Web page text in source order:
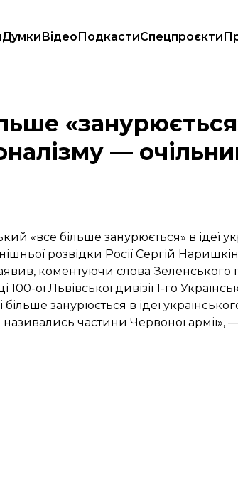
ДумкиВідеоПодкастиСпецпроєкти
націоналізму — очільник розвідки Росії
—
«все більше занурюється» в ідеї
розвідки Росії Сергій
коментуючи слова Зеленського
ої Львівської дивізії 1-го
занурюється в ідеї
частини Червоної армії»,